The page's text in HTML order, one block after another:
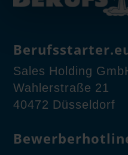
Sales Holding
Wahlerstraße 21
40472 Düsseldorf